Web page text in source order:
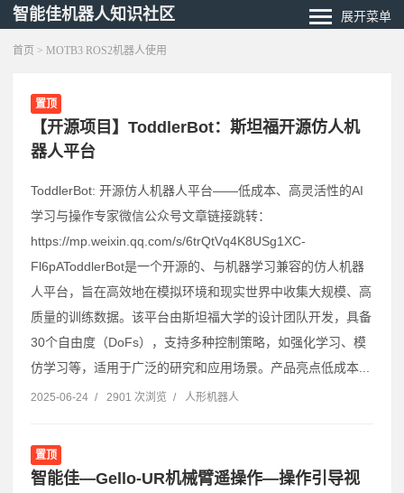
智能佳机器人知识社区 展开菜单
首页 > MOTB3 ROS2机器人使用
置顶
【开源项目】ToddlerBot：斯坦福开源仿人机
器人平台
ToddlerBot: 开源仿人机器人平台——低成本、高灵活性的AI
学习与操作专家微信公众号文章链接跳转：
https://mp.weixin.qq.com/s/6trQtVq4K8USg1XC-
Fl6pAToddlerBot是一个开源的、与机器学习兼容的仿人机器
人平台，旨在高效地在模拟环境和现实世界中收集大规模、高
质量的训练数据。该平台由斯坦福大学的设计团队开发，具备
30个自由度（DoFs），支持多种控制策略，如强化学习、模
仿学习等，适用于广泛的研究和应用场景。产品亮点低成本...
2025-06-24 / 2901 次浏览 / 人形机器人
置顶
智能佳—Gello-UR机械臂遥操作—操作引导视